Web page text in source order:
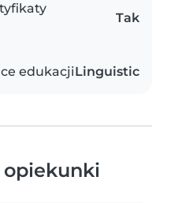
Tak
edukacjiLinguistic
opiekunki